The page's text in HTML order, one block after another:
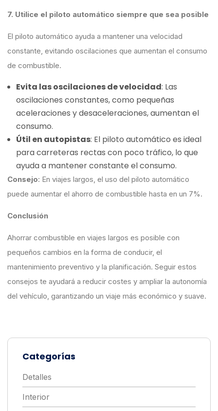
7. Utilice el piloto automático siempre que sea posible
El piloto automático ayuda a mantener una velocidad
constante, evitando oscilaciones que aumentan el consumo
de combustible.
Evita las oscilaciones de velocidad: Las
oscilaciones constantes, como pequeñas
aceleraciones y desaceleraciones, aumentan el
consumo.
Útil en autopistas: El piloto automático es ideal
para carreteras rectas con poco tráfico, lo que
ayuda a mantener constante el consumo.
Consejo: En viajes largos, el uso del piloto automático
puede aumentar el ahorro de combustible hasta en un 7%.
Conclusión
Ahorrar combustible en viajes largos es posible con
pequeños cambios en la forma de conducir, el
mantenimiento preventivo y la planificación. Seguir estos
consejos te ayudará a reducir costes y ampliar la autonomía
del vehículo, garantizando un viaje más económico y suave.
Categorías
Detalles
Interior